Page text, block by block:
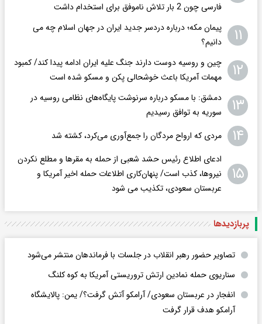
فارسی چون 2 بار تلاش ناموفق برای استخدام داشت
۱۱
پیمان مکه؛ درباره دردسر جدید ایران در جهان اسلام چه می
دانیم؟
۱۲
چین و روسیه دوست دارند جنگ علیه ایران ادامه پیدا کند/ کمبود
مهمات آمریکا باعث خوشحالی پکن و مسکو شده است
۱۳
دمشق: با مسکو درباره سرنوشت پایگاه‌های نظامی روسیه در
سوریه به توافق رسیدیم
۱۴ مردی که ارواح مردگان را جمع‌آوری می‌کرد، کشته شد
۱۵
ادعای اطلاع رئیس حشد شعبی از حمله به مقرها و مطلع نکردن
نیروها، کذب است/ پنهان‌کاری اطلاعات حمله اخیر آمریکا و
عربستان سعودی، تکذیب می شود
پربازدید‌ها
تصاویر حضور رهبر انقلاب در جلسات با فرماندهان منتشر می‌شود
سناریوی حمله نمادین ارتش تروریستی آمریکا به کوه کلنگ
انفجار در عربستان سعودی/ آرامکو آتش گرفت؟/ یمن: پالایشگاه
آرامکو هدف قرار گرفت